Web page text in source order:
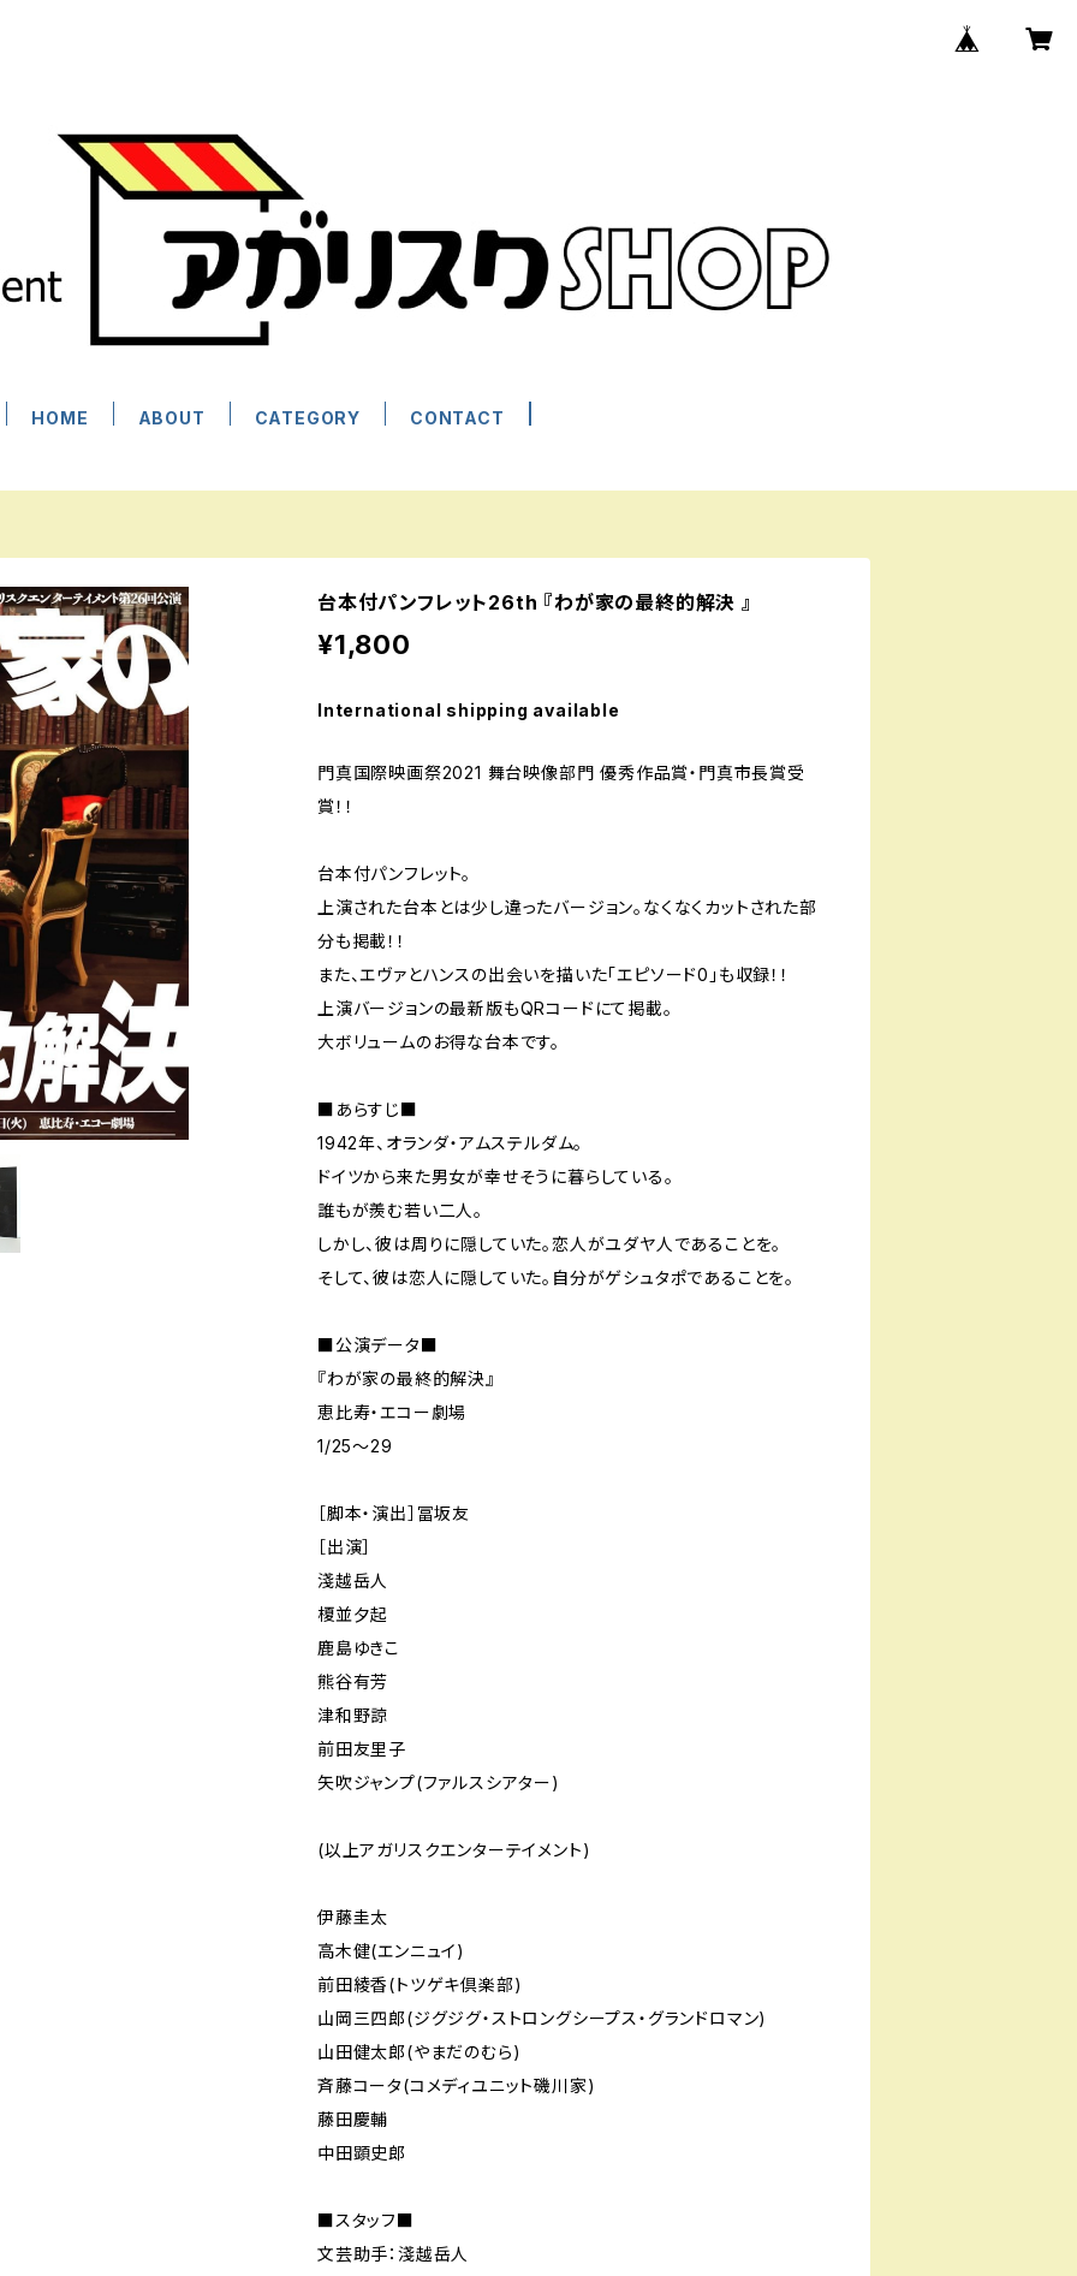
HOME ABOUT CATEGORY CONTACT
台本付パンフレット26th 『わが家の最終的解決 』
¥1,800
International shipping available
門真国際映画祭2021 舞台映像部門 優秀作品賞・門真市長賞受
賞！！
台本付パンフレット。
上演された台本とは少し違ったバージョン。なくなくカットされた部
分も掲載！！
また、エヴァとハンスの出会いを描いた「エピソード0」も収録！！
上演バージョンの最新版もQRコードにて掲載。
大ボリュームのお得な台本です。
■あらすじ■
1942年、オランダ・アムステルダム。
ドイツから来た男女が幸せそうに暮らしている。
誰もが羨む若い二人。
しかし、彼は周りに隠していた。恋人がユダヤ人であることを。
そして、彼は恋人に隠していた。自分がゲシュタポであることを。
■公演データ■
『わが家の最終的解決』
恵比寿・エコー劇場
1/25〜29
［脚本・演出］冨坂友
［出演］
淺越岳人
榎並夕起
鹿島ゆきこ
熊谷有芳
津和野諒
前田友里子
矢吹ジャンプ(ファルスシアター)
(以上アガリスクエンターテイメント)
伊藤圭太
高木健(エンニュイ)
前田綾香(トツゲキ倶楽部)
山岡三四郎(ジグジグ・ストロングシープス・グランドロマン)
山田健太郎(やまだのむら)
斉藤コータ(コメディユニット磯川家)
藤田慶輔
中田顕史郎
■スタッフ■
文芸助手：淺越岳人